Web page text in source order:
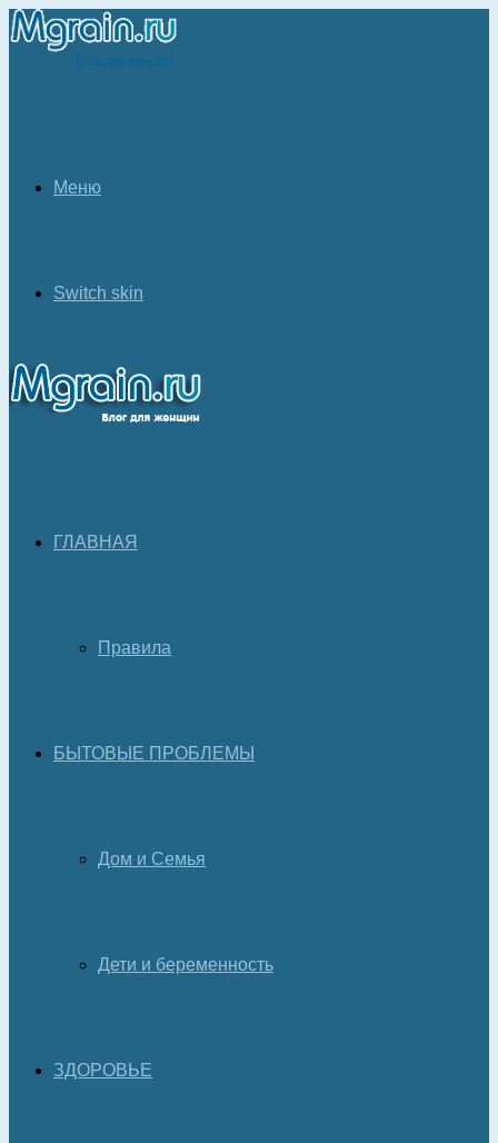
Меню
Switch skin
ГЛАВНАЯ
Правила
БЫТОВЫЕ ПРОБЛЕМЫ
Дом и Семья
Дети и беременность
ЗДОРОВЬЕ